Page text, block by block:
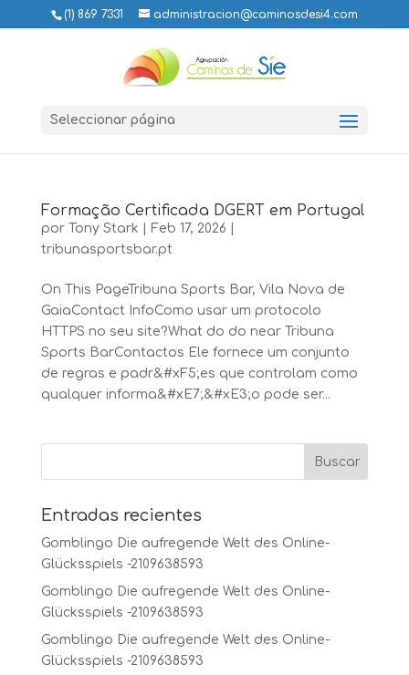
(1) 869 7331 administracion@caminosdesi4.com
Seleccionar página
Formação Certificada DGERT em Portugal
por Tony Stark Feb 17, 2026
tribunasportsbar.pt
On This PageTribuna Sports Bar, Vila Nova de
GaiaContact InfoComo usar um protocolo
HTTPS no seu site?What do do near Tribuna
Sports BarContactos Ele fornece um conjunto
de regras e padr&#xF5;es que controlam como
qualquer informa&#xE7;&#xE3;o pode ser...
Entradas recientes
Gomblingo Die aufregende Welt des Online-
Glücksspiels -2109638593
Gomblingo Die aufregende Welt des Online-
Glücksspiels -2109638593
Gomblingo Die aufregende Welt des Online-
Glücksspiels -2109638593